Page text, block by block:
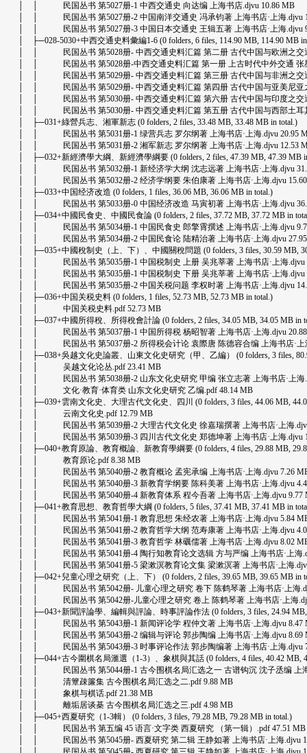
│ │ 民国丛书 第5027册-1 中西交通史 向达编 上海书店.djvu 10.86 MB
│ │ 民国丛书 第5027册-2 中国南洋交通史 冯承钧著 上海书店·上海.djvu
│ │ 民国丛书 第5027册-3 中国日本交通史 王辑五著 上海书店·上海.djvu
│ ├─028-5030+中西交通史料彙編1-6 (0 folders, 6 files, 114.90 MB, 114.90 MB
│ │ 民国丛书 第5028册- 中西交通史料汇篇 第二册 古代中国与欧洲之交通
│ │ 民国丛书 第5028册-中西交通史料汇篇 第一册 上古时代中外交通 张星
│ │ 民国丛书 第5029册- 中西交通史料汇篇 第三册 古代中国与非洲之交通
│ │ 民国丛书 第5029册- 中西交通史料汇篇 第四册 古代中国与亚美尼亚之
│ │ 民国丛书 第5030册- 中西交通史料汇篇 第六册 古代中国与印度之交通
│ │ 民国丛书 第5030册- 中西交通史料汇篇 第五册 古代中国与西部土耳其
│ ├─031+綠營兵志、湘軍新志 (0 folders, 2 files, 33.48 MB, 33.48 MB in total.)
│ │ 民国丛书 第5031册-1 绿营兵志 罗尔纲著 上海书店·上海.djvu 20.95
│ │ 民国丛书 第5031册-2 湘军新志 罗尔纲著 上海书店·上海.djvu 12.53
│ ├─032+新經濟學大綱、新經濟學綱要 (0 folders, 2 files, 47.39 MB, 47.39 MB
│ │ 民国丛书 第5032册-1 新经济学大纲 沈志远著 上海书店·上海.djvu
│ │ 民国丛书 第5032册-2 经济学纲要 朱伯康著 上海书店·上海.djvu
│ ├─033+中国经济改造 (0 folders, 1 files, 36.06 MB, 36.06 MB in total.)
│ │ 民国丛书 第5033册-0 中国经济改造 马寅初著 上海书店·上海.djvu
│ ├─034+中國民食史、中國民食論 (0 folders, 2 files, 37.72 MB, 37.72 MB in
│ │ 民国丛书 第5034册-1 中国民食史 郎擎霄撰述 上海书店·上海.djvu
│ │ 民国丛书 第5034册-2 中国民食论 陆精治著 上海书店·上海.djvu
│ ├─035+中國稅制史（上、下）、中國關稅問題 (0 folders, 3 files, 30.59 MB,
│ │ 民国丛书 第5035册-1 中国税制史 上册 吴兆莘著 上海书店·上海.djvu
│ │ 民国丛书 第5035册-1 中国税制史 下册 吴兆莘著 上海书店·上海.djvu
│ │ 民国丛书 第5035册-2 中国关税问题 李权时著 上海书店·上海.djvu
│ ├─036+中国关税史料 (0 folders, 1 files, 52.73 MB, 52.73 MB in total.)
│ │ 中国关税史料.pdf 52.73 MB
│ ├─037+中國所得稅、所得稅會計論 (0 folders, 2 files, 34.05 MB, 34.05 MB in
│ │ 民国丛书 第5037册-1 中国所得税 杨昭智著 上海书店·上海.djvu
│ │ 民国丛书 第5037册-2 所得税会计论 袁際唐 陈德容合编 上海书店·上
│ ├─038+吳越文化史論叢、山東文化史研究（甲、乙編） (0 folders, 3 files,
│ │ 吴越文化论丛.pdf 23.41 MB
│ │ 民国丛书 第5038册-2 山东文化史研究 甲编 张立志著 上海书店·上海
│ │ 文化·教育·体育类 山东文化史研究 乙编.pdf 48.14 MB
│ ├─039+雲南文化史、大理古代文化史、四川 (0 folders, 3 files, 44.06 MB,
│ │ 云南文化史.pdf 12.79 MB
│ │ 民国丛书 第5039册-2 大理古代文化史 徐嘉瑞撰著 上海书店·上海
│ │ 民国丛书 第5039册-3 四川古代文化史 郑德坤著 上海书店·上海.djvu
│ ├─040+教育原論、教育概論、新教育學綱要 (0 folders, 4 files, 29.88 MB,
│ │ 教育原论.pdf 8.38 MB
│ │ 民国丛书 第5040册-2 教育概论 孟宪承编 上海书店·上海.djvu 7.26
│ │ 民国丛书 第5040册-3 新教育学纲要 陈科美著 上海书店·上海.djvu
│ │ 民国丛书 第5040册-4 新教育体系 程今吾著 上海书店·上海.djvu 9.77
│ ├─041+教育思想、教育哲學大綱 (0 folders, 5 files, 37.41 MB, 37.41 MB in
│ │ 民国丛书 第5041册-1 教育思想 朱经农著 上海书店·上海.djvu 5.84
│ │ 民国丛书 第5041册-2 教育哲学大纲 范寿康著 上海书店·上海.djvu
│ │ 民国丛书 第5041册-3 教育哲学 林礪儒著 上海书店·上海.djvu 8.02
│ │ 民国丛书 第5041册-4 陶行知教育论文选辑 方与严编 上海书店·上海
│ │ 民国丛书 第5041册-5 梁漱溟教育论文集 梁漱溟著 上海书店·上海
│ ├─042+兒童心理之研究（上、下） (0 folders, 2 files, 39.65 MB, 39.65 MB in
│ │ 民国丛书 第5042册- 儿童心理之研究 卷下 陈鹤琴著 上海书店·上海
│ │ 民国丛书 第5042册-儿童心理之研究 卷上 陈鹤琴著 上海书店·上海
│ ├─043+新聞評論學、編輯與評論、時事評論作法 (0 folders, 3 files, 24.94 MB,
│ │ 民国丛书 第5043册-1 新闻评论学 程仲文著 上海书店·上海.djvu 8.47
│ │ 民国丛书 第5043册-2 编辑与评论 郭步陶编 上海书店·上海.djvu 8.69
│ │ 民国丛书 第5043册-3 时事评论作法 郭步陶编著 上海书店·上海.djvu
│ ├─044+古今圍棋名局滙選（1-3）、象棋與其話 (0 folders, 4 files, 40.42 MB,
│ │ 民国丛书 第5044册-1 古今围棋名局汇选之一 古谱钩沉 沈子丞编 上海
│ │ 清簟疎簾集 古今围棋名局汇选之二.pdf 9.88 MB
│ │ 象棋与棋话.pdf 21.38 MB
│ │ 離垢居谈棊 古今围棋名局汇选之三.pdf 4.98 MB
│ ├─045+西夏研究（1-3輯） (0 folders, 3 files, 79.28 MB, 79.28 MB in total.)
│ │ 民国丛书 第五编 45 语言·文字类 西夏研究 （第一辑）.pdf 47.51 MB
│ │ 民国丛书 第5045册- 西夏研究 第二辑 王静如著 上海书店·上海.djvu